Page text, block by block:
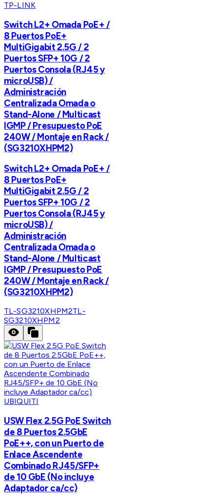
TP-LINK
Switch L2+ Omada PoE+ /
8 Puertos PoE+
MultiGigabit 2.5G / 2
Puertos SFP+ 10G / 2
Puertos Consola (RJ45 y
microUSB) /
Administración
Centralizada Omada o
Stand-Alone / Multicast
IGMP / Presupuesto PoE
240W / Montaje en Rack /
(SG3210XHPM2)
Switch L2+ Omada PoE+ /
8 Puertos PoE+
MultiGigabit 2.5G / 2
Puertos SFP+ 10G / 2
Puertos Consola (RJ45 y
microUSB) /
Administración
Centralizada Omada o
Stand-Alone / Multicast
IGMP / Presupuesto PoE
240W / Montaje en Rack /
(SG3210XHPM2)
TL-SG3210XHPM2TL-
SG3210XHPM2
UBIQUITI
USW Flex 2.5G PoE Switch
de 8 Puertos 2.5GbE
PoE++, con un Puerto de
Enlace Ascendente
Combinado RJ45/SFP+
de 10 GbE (No incluye
Adaptador ca/cc)